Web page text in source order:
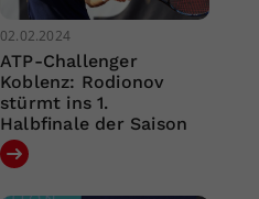
02.02.2024
ATP-Challenger
Koblenz: Rodionov
stürmt ins 1.
Halbfinale der Saison